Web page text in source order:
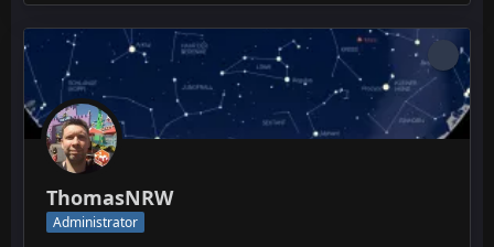
ThomasNRW
Administrator